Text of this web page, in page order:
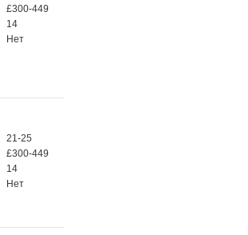
£300-449
14
Нет
21-25
£300-449
14
Нет